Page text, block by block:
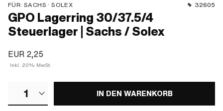
FÜR: SACHS · SOLEX 32605
GPO Lagerring 30/37.5/4
Steuerlager | Sachs / Solex
EUR 2,25
Inkl. 20% MwSt.
1 IN DEN WARENKORB